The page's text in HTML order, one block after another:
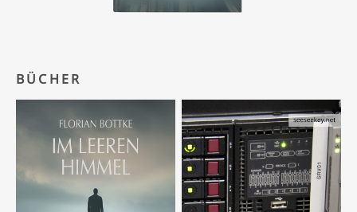
BÜCHER